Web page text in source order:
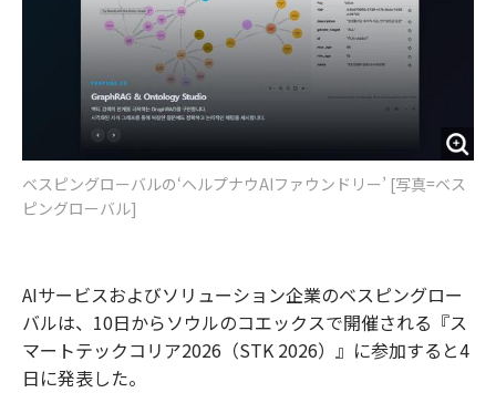
ベスピングローバルの‘ヘルプナウAIファウンドリー’ [写真=ベス
ピングローバル]
AIサービスおよびソリューション企業のベスピングロー
バルは、10日からソウルのコエックスで開催される『ス
マートテックコリア2026（STK 2026）』に参加すると4
日に発表した。